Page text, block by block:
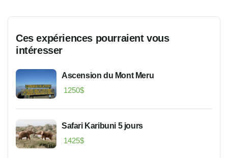
Ces expériences pourraient vous
intéresser
Ascension du Mont Meru
1250$
Safari Karibuni 5 jours
1425$